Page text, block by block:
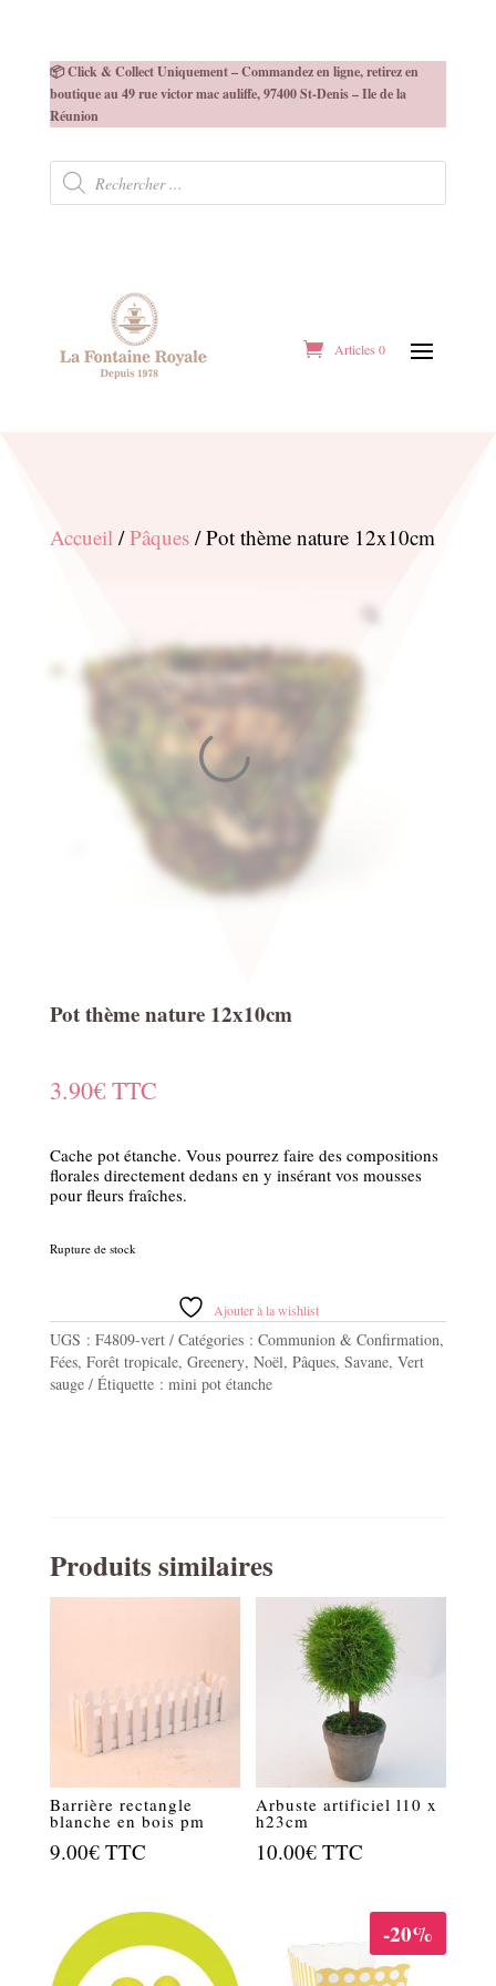
📦 Click & Collect Uniquement – Commandez en ligne, retirez en
boutique au 49 rue victor mac auliffe, 97400 St-Denis – Ile de la
Réunion
Recherche
produits
Articles 0
Accueil/Pâques/ Pot thème nature 12x10cm
Pot thème nature 12x10cm
3.90€ TTC
Cache pot étanche. Vous pourrez faire des compositions
florales directement dedans en y insérant vos mousses
pour fleurs fraîches.
Rupture de stock
Ajouter à la wishlist
UGS : F4809-vert Catégories : Communion & Confirmation,
Fées, Forêt tropicale, Greenery, Noël, Pâques, Savane, Vert
sauge
Étiquette : mini pot étanche
Produits similaires
Barrière rectangle
blanche en bois pm
9.00€ TTC
Arbuste artificiel l10 x
h23cm
10.00€ TTC
-20%